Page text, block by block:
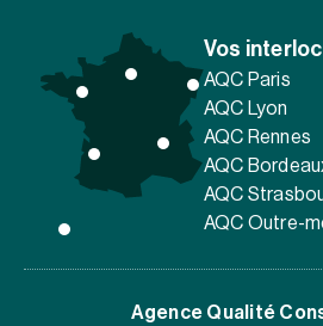
Vos
AQC Paris
AQC Lyon
AQC Rennes
AQC
AQC
AQC Outre-
Agence Qualité